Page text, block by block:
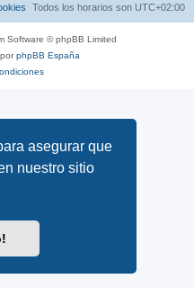
asegurar que
nuestro sitio
Todos los horarios son UTC+02:00
Software © phpBB Limited
phpBB España